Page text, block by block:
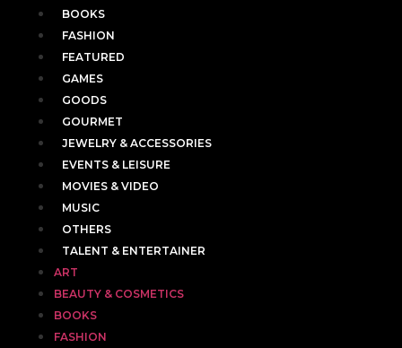
BOOKS
FASHION
FEATURED
GAMES
GOODS
GOURMET
JEWELRY & ACCESSORIES
EVENTS & LEISURE
MOVIES & VIDEO
MUSIC
OTHERS
TALENT & ENTERTAINER
ART
BEAUTY & COSMETICS
BOOKS
FASHION